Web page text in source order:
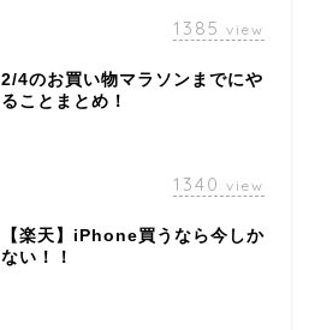
1385 view
2/4のお買い物マラソンまでにや
ることまとめ！
1340 view
【楽天】iPhone買うなら今しか
ない！！